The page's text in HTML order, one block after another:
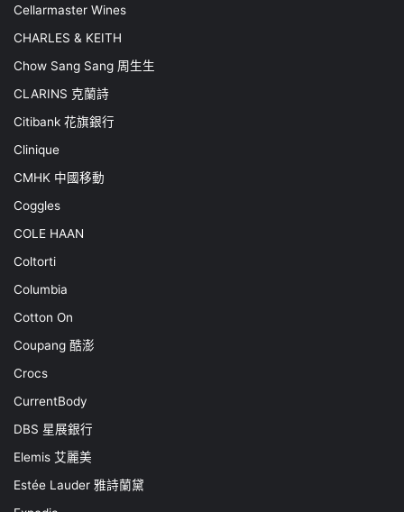
Cellarmaster Wines
CHARLES & KEITH
Chow Sang Sang 周生生
CLARINS 克蘭詩
Citibank 花旗銀行
Clinique
CMHK 中國移動
Coggles
COLE HAAN
Coltorti
Columbia
Cotton On
Coupang 酷澎
Crocs
CurrentBody
DBS 星展銀行
Elemis 艾麗美
Estée Lauder 雅詩蘭黛